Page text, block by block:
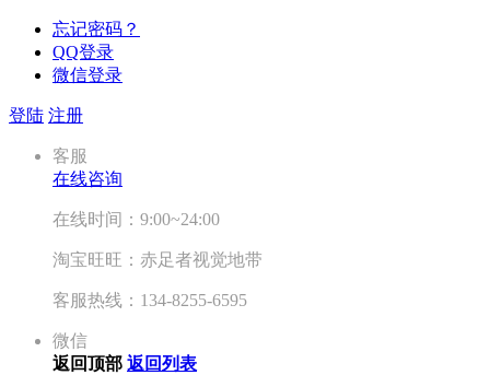
忘记密码？
QQ登录
微信登录
登陆 注册
客服
在线咨询
在线时间：9:00~24:00
淘宝旺旺：赤足者视觉地带
客服热线：134-8255-6595
微信
返回顶部 返回列表